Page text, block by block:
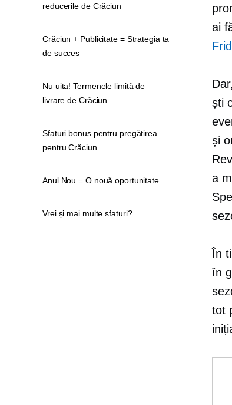
ai
ști
și
a
În
în
tot
reducerile de Crăciun
Crăciun + Publicitate = Strategia ta
de succes
Nu uita! Termenele limită de
livrare de Crăciun
Sfaturi bonus pentru pregătirea
pentru Crăciun
Anul Nou = O nouă oportunitate
Vrei și mai multe sfaturi?